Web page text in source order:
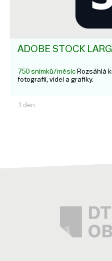
ADOBE STOCK
750 snímků/měsíc Rozsáhlá
fotografií, videí a grafiky.
1 den